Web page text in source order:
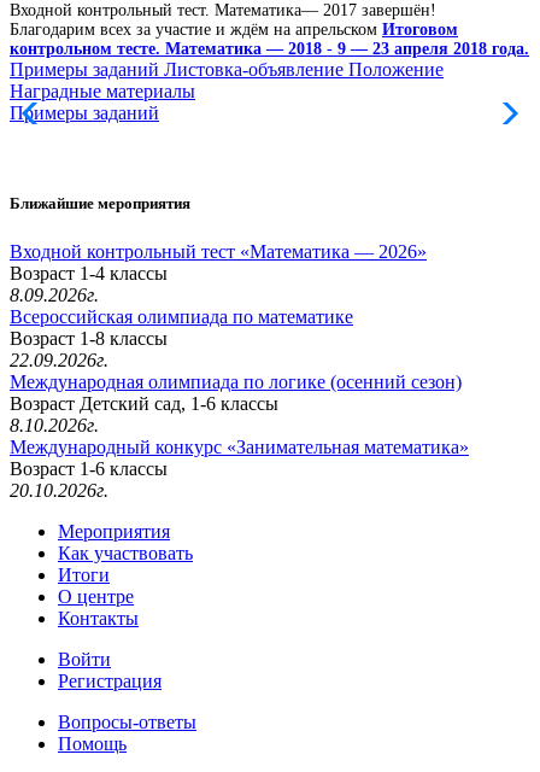
Входной контрольный тест. Математика— 2017 завершён!
Благодарим всех за участие и ждём на апрельском Итоговом
контрольном тесте. Математика — 2018 - 9 — 23 апреля 2018 года.
Примеры заданий Листовка-объявление Положение
Наградные материалы
Примеры заданий
Ближайшие мероприятия
Входной контрольный тест «Математика — 2026»
Возраст 1-4 классы
8.09.2026г.
Всероссийская олимпиада по математике
Возраст 1-8 классы
22.09.2026г.
Международная олимпиада по логике (осенний сезон)
Возраст Детский сад, 1-6 классы
8.10.2026г.
Международный конкурс «Занимательная математика»
Возраст 1-6 классы
20.10.2026г.
Мероприятия
Как участвовать
Итоги
О центре
Контакты
Войти
Регистрация
Вопросы-ответы
Помощь